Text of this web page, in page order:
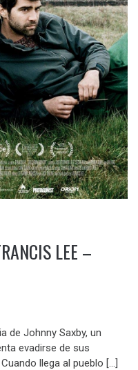
LEE –
de Johnny Saxby, un
evadirse de sus
llega al pueblo […]